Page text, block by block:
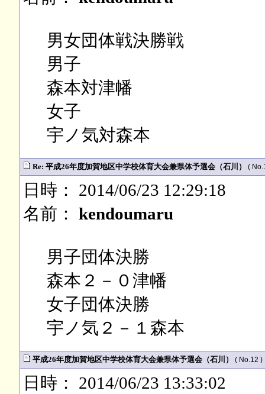
男女団体戦決勝戦
男子
森本対津幡
女子
宇ノ気対森本
Re: 平成26年度加賀地区中学校体育大会兼県体予選会（石川） (
日時： 2014/06/23 12:29:18
名前： kendoumaru
男子団体決勝
森本２－０津幡
女子団体決勝
宇ノ気２－１森本
平成26年度加賀地区中学校体育大会兼県体予選会（石川） ( No.12 )
日時： 2014/06/23 13:33:02